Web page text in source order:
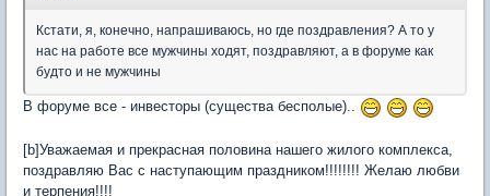
Кстати, я, конечно, напрашиваюсь, но где поздравления? А то у
нас на работе все мужчины ходят, поздравляют, а в форуме как
будто и не мужчины
В форуме все - инвесторы (существа бесполые)..
[b]Уважаемая и прекрасная половина нашего жилого комплекса,
поздравляю Вас с наступающим праздником!!!!!!!! Желаю любви
и терпения!!!!